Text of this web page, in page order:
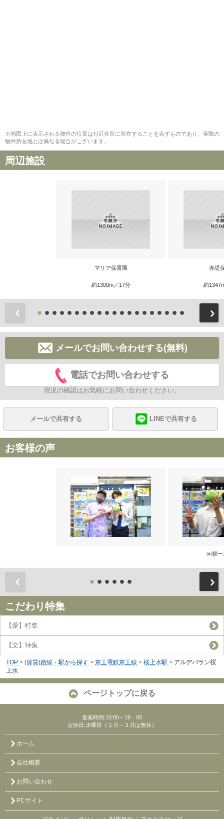
※地図上に表示される物件の位置は付近住所に所在することを表すものであり、実際の
物件所在地とは異なる場合がございます。
周辺施設
マリア保育園
約1300m／17分
赤堤
約
メールでお問い合わせする(無料)
電話でお問い合わせする
現況の確認はお気軽にお問い合わせください。
メールで共有する LINEで共有する
お客様の声
㈱福一
こだわり特集
【愛】特集
【楽】特集
TOP > (賃貸)路線・駅から探す > 京王電鉄京王線 > 桜上水駅 > アルデバラン桜
上水
ページトップに戻る
営業時間:10:00～19：00
定休日:水曜日（１月～３月は無休）
ホーム
会社概要
お問い合わせ
PCサイト